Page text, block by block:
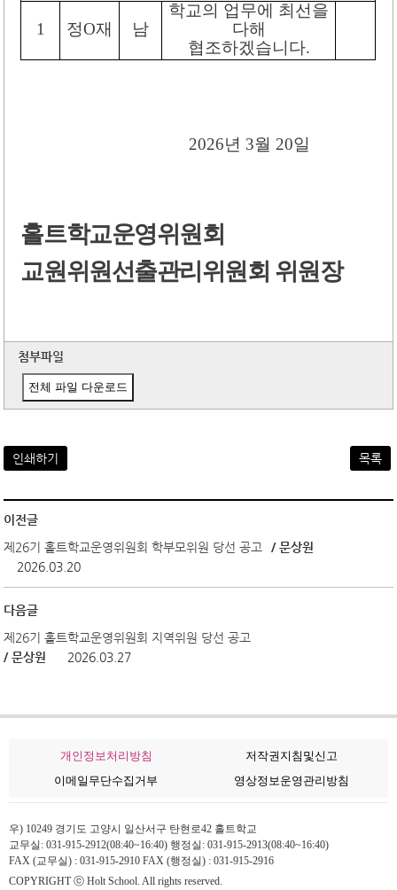
1 정O재 남
학교의 업무에 최선을
다해
협조하겠습니다.
2026년 3월 20일
홀트학교운영위원회
교원위원선출관리위원회 위원장
첨부파일
전체 파일 다운로드
인쇄하기 목록
이전글
제26기 홀트학교운영위원회 학부모위원 당선 공고
/ 문상원
2026.03.20
다음글
제26기 홀트학교운영위원회 지역위원 당선 공고
/ 문상원
2026.03.27
개인정보처리방침
저작권지침및신고
이메일무단수집거부
영상정보운영관리방침
우) 10249 경기도 고양시 일산서구 탄현로42 홀트학교
교무실: 031-915-2912(08:40~16:40) 행정실: 031-915-2913(08:40~16:40)
FAX (교무실) : 031-915-2910 FAX (행정실) : 031-915-2916
COPYRIGHT ⓒ Holt School. All rights reserved.